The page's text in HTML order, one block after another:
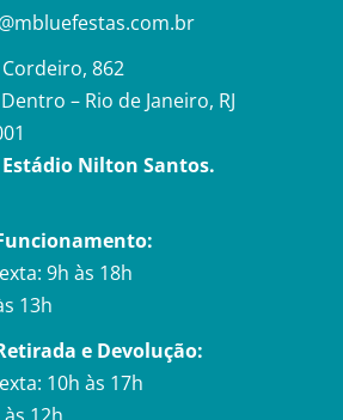
862
– Rio de Janeiro, RJ
Nilton Santos.
9h às 18h
13h
e Devolução:
10h às 17h